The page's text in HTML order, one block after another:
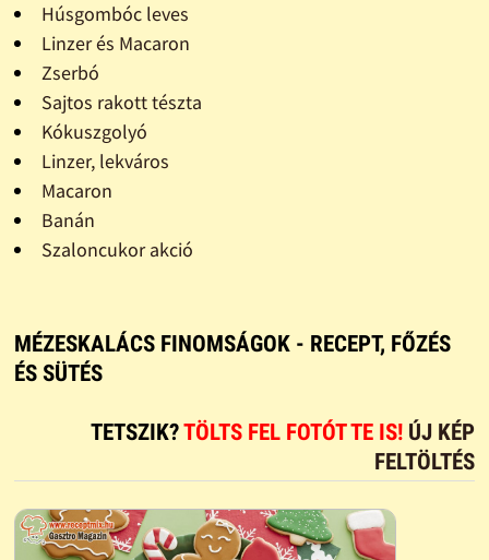
Húsgombóc leves
Linzer és Macaron
Zserbó
Sajtos rakott tészta
Kókuszgolyó
Linzer, lekváros
Macaron
Banán
Szaloncukor akció
MÉZESKALÁCS FINOMSÁGOK - RECEPT, FŐZÉS
ÉS SÜTÉS
TETSZIK?TÖLTS FEL FOTÓT TE IS! ÚJ KÉP
FELTÖLTÉS